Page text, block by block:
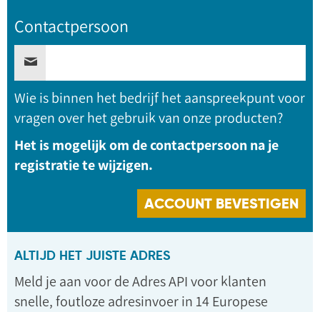
Contactpersoon
Wie is binnen het bedrijf het aanspreekpunt voor
vragen over het gebruik van onze producten?
Het is mogelijk om de contactpersoon na je
registratie te wijzigen.
ALTIJD HET JUISTE ADRES
Meld je aan voor de Adres API voor klanten
snelle, foutloze adresinvoer in 14 Europese